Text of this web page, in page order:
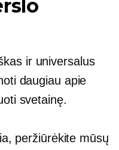
ir universalus
daugiau apie
svetainę.
peržiūrėkite mūsų